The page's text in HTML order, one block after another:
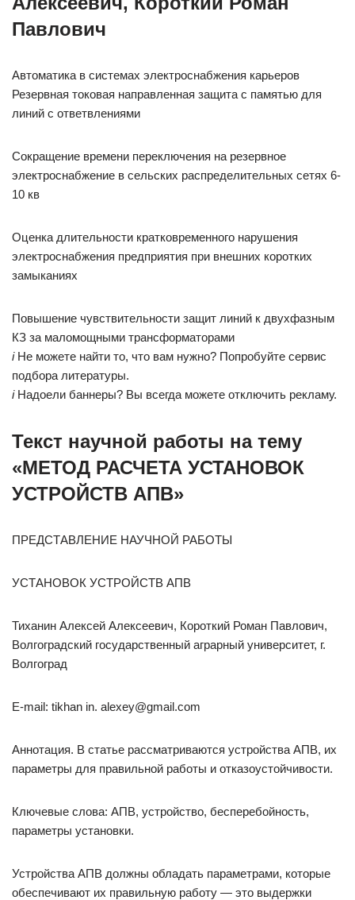
Павлович
Автоматика в системах электроснабжения карьеров
Резервная токовая направленная защита с памятью для
линий с ответвлениями
Сокращение времени переключения на резервное
электроснабжение в сельских распределительных сетях 6-
10 кв
Оценка длительности кратковременного нарушения
электроснабжения предприятия при внешних коротких
замыканиях
Повышение чувствительности защит линий к двухфазным
КЗ за маломощными трансформаторами
iНе можете найти то, что вам нужно? Попробуйте сервис
подбора литературы.
iНадоели баннеры? Вы всегда можете отключить рекламу.
Текст научной работы на тему
«МЕТОД РАСЧЕТА УСТАНОВОК
УСТРОЙСТВ АПВ»
ПРЕДСТАВЛЕНИЕ НАУЧНОЙ РАБОТЫ
УСТАНОВОК УСТРОЙСТВ АПВ
Тиханин Алексей Алексеевич, Короткий Роман Павлович,
Волгоградский государственный аграрный университет, г.
Волгоград
E-mail: tikhan in. alexey@gmail.com
Аннотация. В статье рассматриваются устройства АПВ, их
параметры для правильной работы и отказоустойчивости.
Ключевые слова: АПВ, устройство, бесперебойность,
параметры установки.
Устройства АПВ должны обладать параметрами, которые
обеспечивают их правильную работу — это выдержки